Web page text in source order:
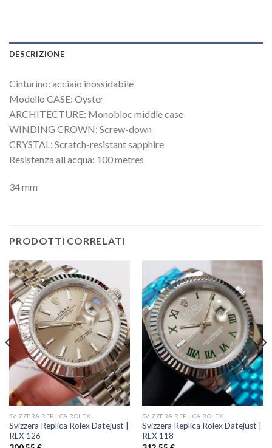
DESCRIZIONE
Cinturino: acciaio inossidabile
Modello CASE: Oyster
ARCHITECTURE: Monobloc middle case
WINDING CROWN: Screw-down
CRYSTAL: Scratch-resistant sapphire
Resistenza all acqua: 100 metres
34 mm
PRODOTTI CORRELATI
SVIZZERA REPLICA ROLEX
Svizzera Replica Rolex Datejust |
RLX 126
SVIZZERA REPLICA ROLEX
Svizzera Replica Rolex Datejust |
RLX 118